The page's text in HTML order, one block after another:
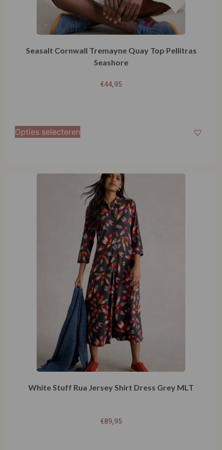
Seasalt Cornwall Tremayne Quay Top Pellitras
Seashore
€44,95
Opties selecteren
White Stuff Rua Jersey Shirt Dress Grey MLT
€89,95